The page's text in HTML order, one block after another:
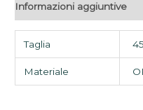
Informazioni aggiuntive
Taglia
Materiale